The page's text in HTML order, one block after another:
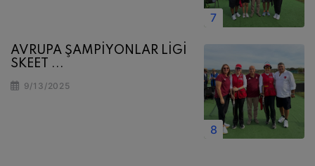
AVRUPA ŞAMPİYONLAR LİGİ
SKEET ...
9/13/2025